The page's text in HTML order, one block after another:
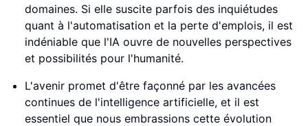
domaines. Si elle suscite parfois des inquiétudes
quant à l'automatisation et la perte d'emplois, il est
indéniable que l'IA ouvre de nouvelles perspectives
et possibilités pour l'humanité.
L'avenir promet d'être façonné par les avancées
continues de l'intelligence artificielle, et il est
essentiel que nous embrassions cette évolution